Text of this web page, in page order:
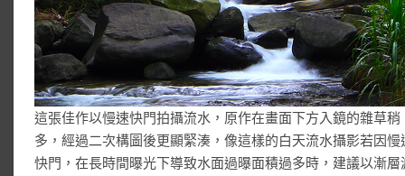
這張佳作以慢速快門拍攝流水，原作在畫面下方入鏡的雜草稍
多，經過二次構圖後更顯緊湊，像這樣的白天流水攝影若因慢
快門，在長時間曝光下導致水面過曝面積過多時，建議以漸層